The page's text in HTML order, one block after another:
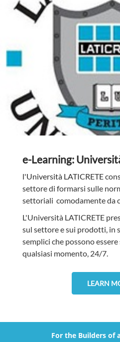
e-Learning:
l'Università LATICRETE
settore di formarsi sulle
settoriali comodamente da
L'Università LATICRETE
sul settore e sui prodotti, in
semplici che possono
qualsiasi momento, 24/7.
LEARN
For the Builders of